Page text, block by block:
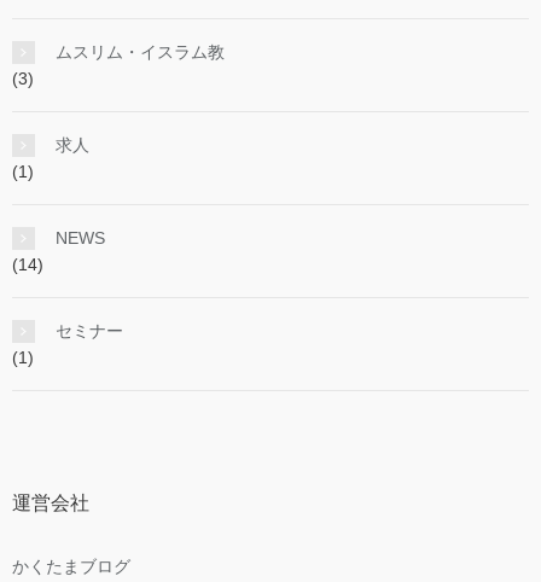
ムスリム・イスラム教
(3)
求人
(1)
NEWS
(14)
セミナー
(1)
運営会社
かくたまブログ